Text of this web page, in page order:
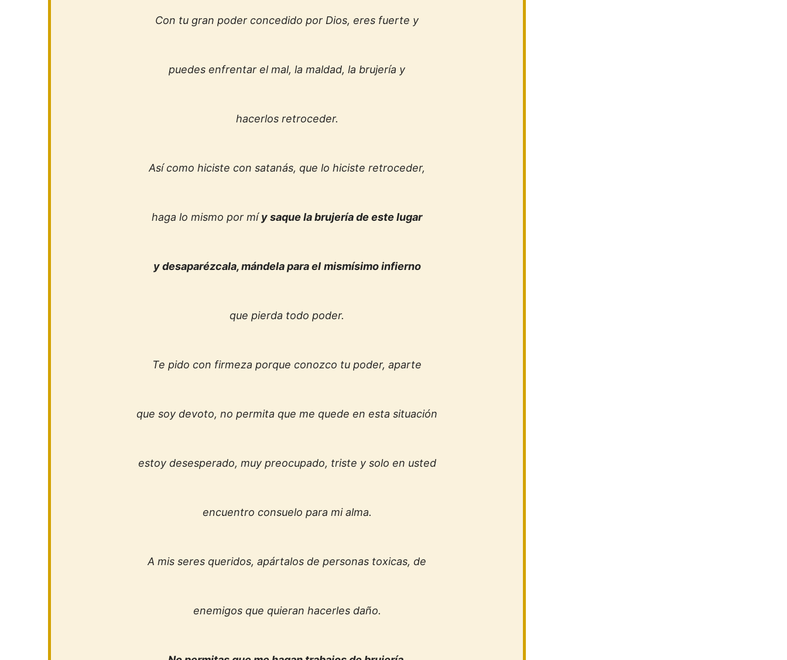
Con tu gran poder concedido por Dios, eres fuerte y
puedes enfrentar el mal, la maldad, la brujería y
hacerlos retroceder.
Así como hiciste con satanás, que lo hiciste retroceder,
haga lo mismo por míy saque la brujería de este lugar
y desaparézcala, mándela para el mismísimo infierno
que pierda todo poder.
Te pido con firmeza porque conozco tu poder, aparte
que soy devoto, no permita que me quede en esta situación
estoy desesperado, muy preocupado, triste y solo en usted
encuentro consuelo para mi alma.
A mis seres queridos, apártalos de personas toxicas, de
enemigos que quieran hacerles daño.